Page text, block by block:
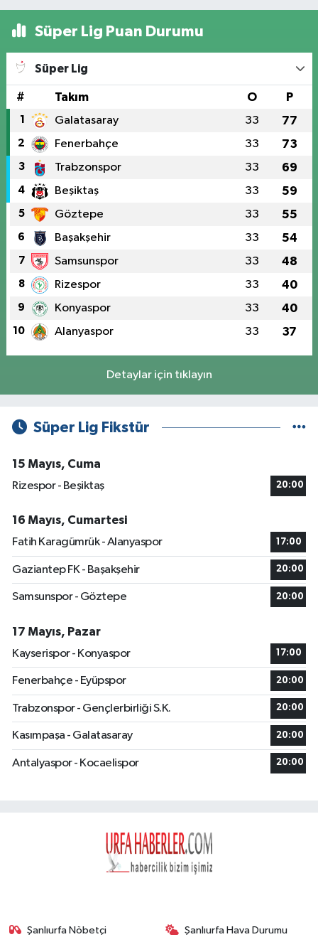
Süper Lig Puan Durumu
Süper Lig
# Takım O P
1 Galatasaray 33 77
2 Fenerbahçe 33 73
3 Trabzonspor 33 69
4 Beşiktaş 33 59
5 Göztepe 33 55
6 Başakşehir 33 54
7 Samsunspor 33 48
8 Rizespor 33 40
9 Konyaspor 33 40
10 Alanyaspor 33 37
Detaylar için tıklayın
Süper Lig Fikstür
15 Mayıs, Cuma
Rizespor - Beşiktaş
20:00
16 Mayıs, Cumartesi
Fatih Karagümrük - Alanyaspor
17:00
Gaziantep FK - Başakşehir 20:00
Samsunspor - Göztepe 20:00
17 Mayıs, Pazar
Kayserispor - Konyaspor
17:00
Fenerbahçe - Eyüpspor 20:00
Trabzonspor - Gençlerbirliği S.K. 20:00
Kasımpaşa - Galatasaray 20:00
Antalyaspor - Kocaelispor 20:00
Şanlıurfa Nöbetçi Şanlıurfa Hava Durumu